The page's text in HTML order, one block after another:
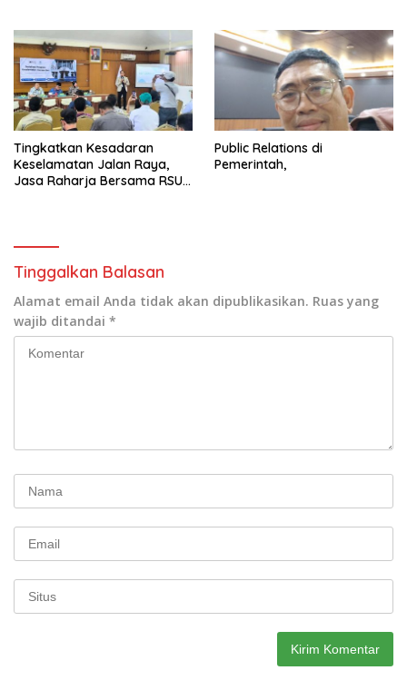
Tingkatkan Kesadaran
Keselamatan Jalan Raya,
Jasa Raharja Bersama RSU
Public Relations di
Pemerintah,
Tinggalkan Balasan
Alamat email Anda tidak akan dipublikasikan. Ruas yang
wajib ditandai *